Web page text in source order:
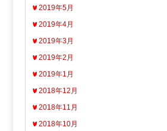
2019年5月
2019年4月
2019年3月
2019年2月
2019年1月
2018年12月
2018年11月
2018年10月